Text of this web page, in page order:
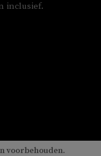
inclusief.
voorbehouden.